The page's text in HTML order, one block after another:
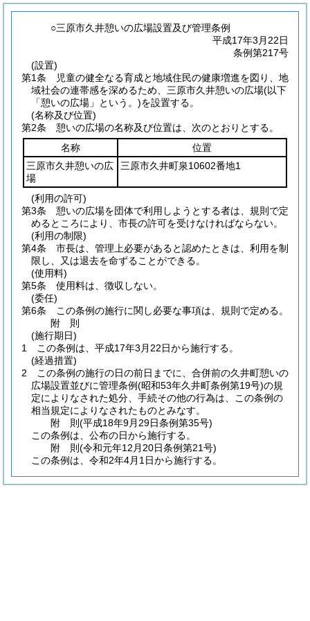
○三原市久井憩いの広場設置及び管理条例
平成17年3月22日
条例第217号
(設置)
第1条
児童の健全なる育成と地域住民の健康増進を図り、地
域社会の連帯感を深めるため、三原市久井憩いの広場(以下
「憩いの広場」という。)を設置する。
(名称及び位置)
第2条
憩いの広場の名称及び位置は、次のとおりとする。
名称
位置
三原市久井憩いの広
場
三原市久井町泉10602番地1
(利用の許可)
第3条
憩いの広場を団体で利用しようとする者は、規則で定
めるところにより、市長の許可を受けなければならない。
(利用の制限)
第4条
市長は、管理上必要があると認めたときは、利用を制
限し、又は退去を命ずることができる。
(使用料)
第5条
使用料は、徴収しない。
(委任)
第6条
この条例の施行に関し必要な事項は、規則で定める。
附 則
(施行期日)
1
この条例は、平成17年3月22日から施行する。
(経過措置)
2
この条例の施行の日の前日までに、合併前の久井町憩いの
広場設置並びに管理条例(昭和53年久井町条例第19号)の規
定によりなされた処分、手続その他の行為は、この条例の
相当規定によりなされたものとみなす。
附 則(平成18年9月29日条例第35号)
この条例は、公布の日から施行する。
附 則(令和元年12月20日条例第21号)
この条例は、令和2年4月1日から施行する。